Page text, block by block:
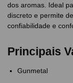
dos aromas. Ideal
discreto e permite
confiabilidade e
Principais
Gunmetal